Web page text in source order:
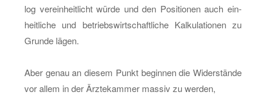
log ver­ein­heit­licht würde und den Po­si­tio­nen auch ein­
heit­li­che und be­triebs­wirt­schaft­li­che Kal­ku­la­tio­nen zu
Grun­de lägen.
Aber genau an die­sem Punkt be­gin­nen die Wi­der­stän­de
vor allem in der Ärz­te­kam­mer mas­siv zu wer­den,